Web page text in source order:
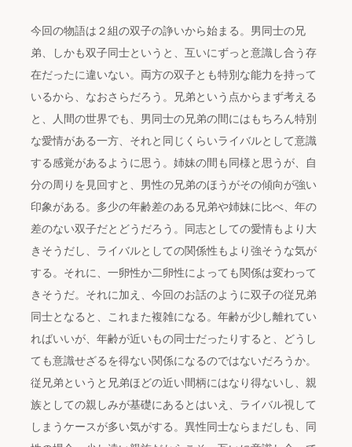
今回の物語は２組の双子の諍いから始まる。男同士の兄
弟、しかも双子同士というと、互いにずっと意識し合う存
在だったに違いない。両方の双子とも特別な能力を持って
いるから、なおさらだろう。兄弟という点からまず考える
と、人間の世界でも、男同士の兄弟の間にはもちろん特別
な愛情がある一方、それと同じくらいライバルとして意識
する感覚があるように思う。姉妹の間も同様と思うが、自
分の周りを見回すと、男性の兄弟のほうがその傾向が強い
印象がある。多少の年齢差のある兄弟や姉妹に比べ、年の
差のない双子だとどうだろう。同志としての愛情もより大
きそうだし、ライバルとしての関係性もより強そうな気が
する。それに、一卵性か二卵性によっても関係は変わって
きそうだ。それに加え、今回のお話のように双子の従兄弟
同士となると、これまた複雑になる。年齢が少し離れてい
ればいいが、年齢が近いもの同士だったりすると、どうし
ても意識せざるを得ない関係になるのではないだろうか。
従兄弟というと兄弟ほどの近い間柄にはなり得ないし、親
族としての親しみが基礎にあるとはいえ、ライバル視して
しまうケースが多い気がする。異性同士ならまだしも、同